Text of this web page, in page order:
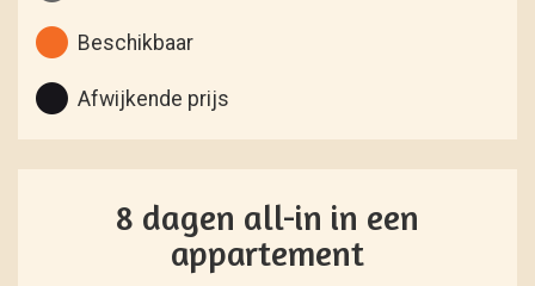
Beschikbaar
Afwijkende prijs
8 dagen all-in in een
appartement